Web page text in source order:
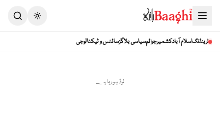
Toggle theme
ٹرینڈنگاسلام آبادکشمیرجرائمسیاسی بلاگزسائنس و ٹیکنالوجی
لوڈ ہو رہا ہے...